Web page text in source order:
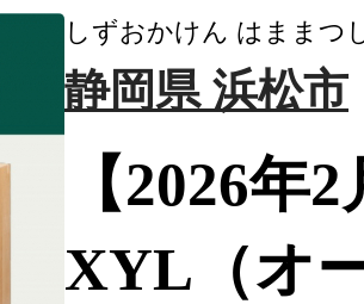
しずおかけん はままつ
静岡県 浜松市
【2026年
XYL（オ